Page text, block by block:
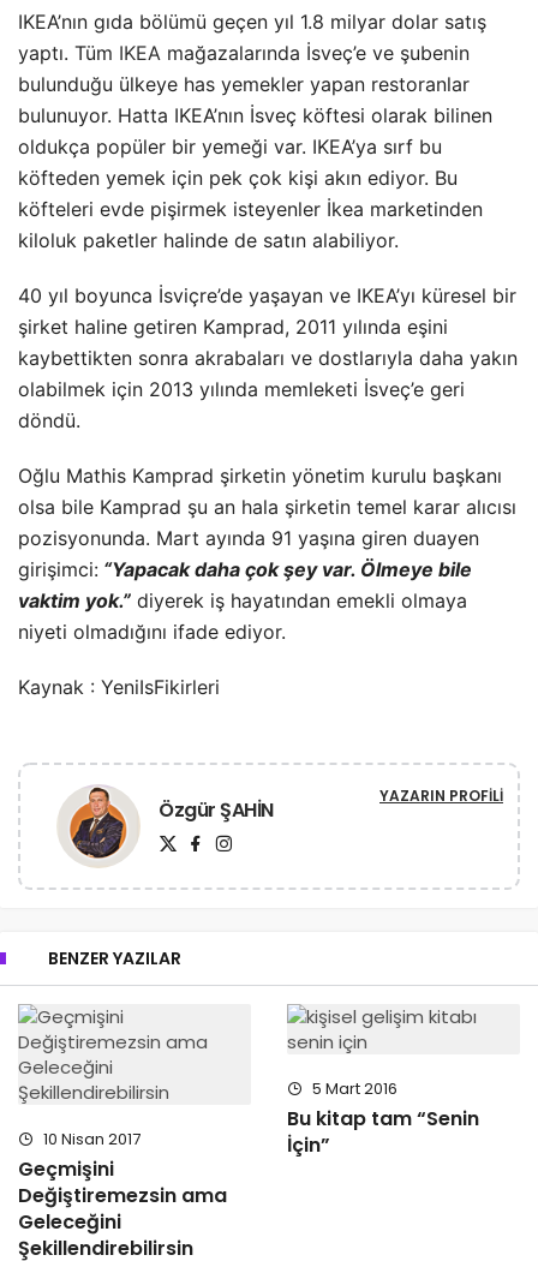
IKEA’nın gıda bölümü geçen yıl 1.8 milyar dolar satış
yaptı. Tüm IKEA mağazalarında İsveç’e ve şubenin
bulunduğu ülkeye has yemekler yapan restoranlar
bulunuyor. Hatta IKEA’nın İsveç köftesi olarak bilinen
oldukça popüler bir yemeği var. IKEA’ya sırf bu
köfteden yemek için pek çok kişi akın ediyor. Bu
köfteleri evde pişirmek isteyenler İkea marketinden
kiloluk paketler halinde de satın alabiliyor.
40 yıl boyunca İsviçre’de yaşayan ve IKEA’yı küresel bir
şirket haline getiren Kamprad, 2011 yılında eşini
kaybettikten sonra akrabaları ve dostlarıyla daha yakın
olabilmek için 2013 yılında memleketi İsveç’e geri
döndü.
Oğlu Mathis Kamprad şirketin yönetim kurulu başkanı
olsa bile Kamprad şu an hala şirketin temel karar alıcısı
pozisyonunda. Mart ayında 91 yaşına giren duayen
girişimci: “Yapacak daha çok şey var. Ölmeye bile
vaktim yok.” diyerek iş hayatından emekli olmaya
niyeti olmadığını ifade ediyor.
Kaynak : YeniIsFikirleri
Özgür ŞAHİN YAZARIN PROFILI
BENZER YAZILAR
10 Nisan 2017
Geçmişini
Değiştiremezsin ama
Geleceğini
Şekillendirebilirsin
5 Mart 2016
Bu kitap tam “Senin
İçin”